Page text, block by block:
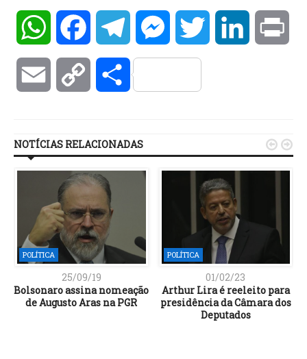
WhatsAppFacebookTelegramMessengerTwitter LinkedIn
Email Copy Compartilhar
NOTÍCIAS RELACIONADAS
POLÍTICA
25/09/19
Bolsonaro assina nomeação
de Augusto Aras na PGR
POLÍTICA
01/02/23
Arthur Lira é reeleito para
presidência da Câmara dos
Deputados
 